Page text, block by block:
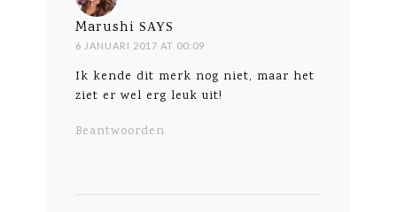
Marushi SAYS
6 JANUARI 2017 AT 00:09
Ik kende dit merk nog niet, maar het
ziet er wel erg leuk uit!
Beantwoorden